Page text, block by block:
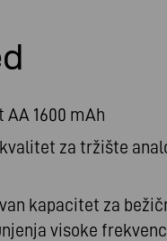
1600 mAh
za tržište
kapacitet za
visoke